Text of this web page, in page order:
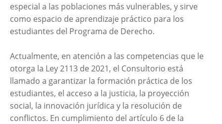
especial a las poblaciones más vulnerables, y sirve
como espacio de aprendizaje práctico para los
estudiantes del Programa de Derecho.
Actualmente, en atención a las competencias que le
otorga la Ley 2113 de 2021, el Consultorio está
llamado a garantizar la formación práctica de los
estudiantes, el acceso a la justicia, la proyección
social, la innovación jurídica y la resolución de
conflictos. En cumplimiento del artículo 6 de la